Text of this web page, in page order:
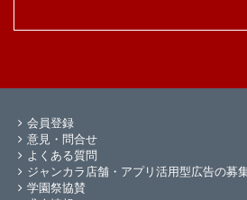
会員登録
意見・問合せ
よくある質問
ジャンカラ店舗・アプリ活用型広告の募
学園祭協賛